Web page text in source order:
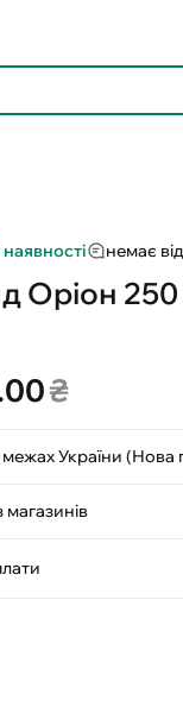
немає
Оріон
₴
України
магазинів